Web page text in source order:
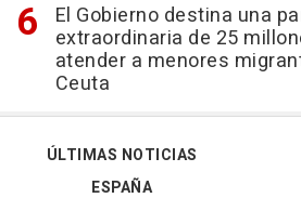
El Gobierno destina una
extraordinaria de 25
atender a menores
Ceuta
ÚLTIMAS NOTICIAS
ESPAÑA